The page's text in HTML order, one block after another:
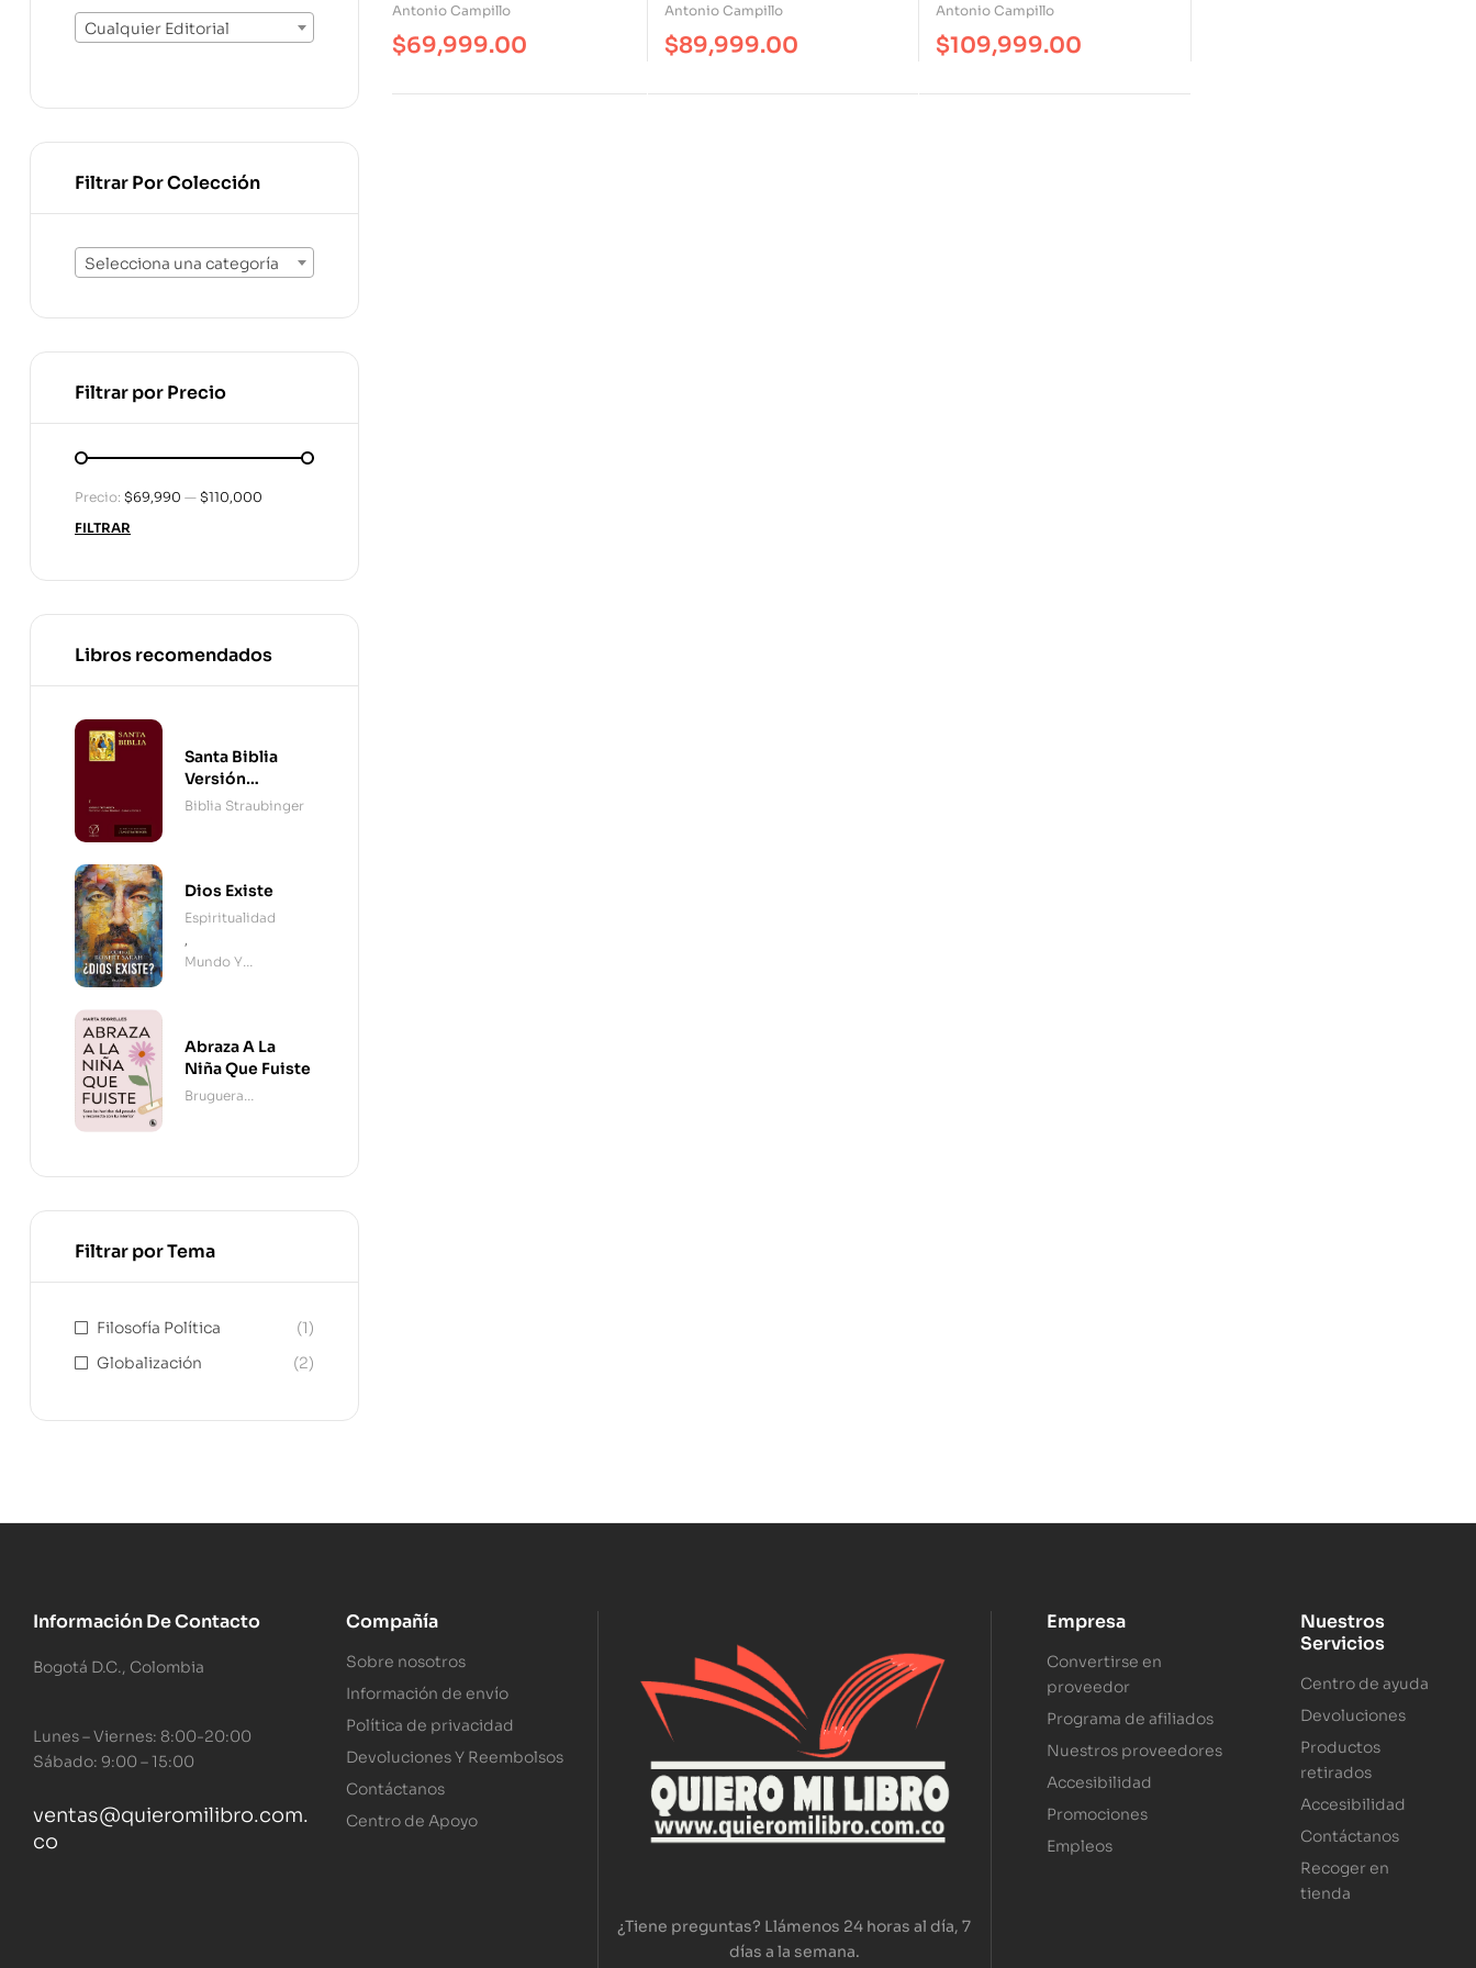
Antonio Campillo
$69,999.00
Antonio Campillo
$89,999.00
Antonio Campillo
$109,999.00
Cualquier Editorial
Filtrar Por Colección
Selecciona una categoría
Filtrar por Precio
FILTRAR
Precio: $69,990 — $110,000
Libros recomendados
Santa Biblia
Versión
Straubinger - 2
Biblia Straubinger
Dios Existe
Espiritualidad
,
Mundo Y
Abraza A La
Niña Que Fuiste
Bruguera
Filtrar por Tema
Filosofía Política
(1)
Globalización
(2)
Información De Contacto
Bogotá D.C., Colombia
Lunes – Viernes: 8:00-20:00
Sábado: 9:00 – 15:00
ventas@quieromilibro.com.
co
Compañía
Sobre nosotros
Información de envío
Política de privacidad
Devoluciones Y Reembolsos
Contáctanos
Centro de Apoyo
¿Tiene preguntas? Llámenos 24 horas al día, 7
días a la semana.
Empresa
Convertirse en
proveedor
Programa de afiliados
Nuestros proveedores
Accesibilidad
Promociones
Empleos
Nuestros
Servicios
Centro de ayuda
Devoluciones
Productos
retirados
Accesibilidad
Contáctanos
Recoger en
tienda